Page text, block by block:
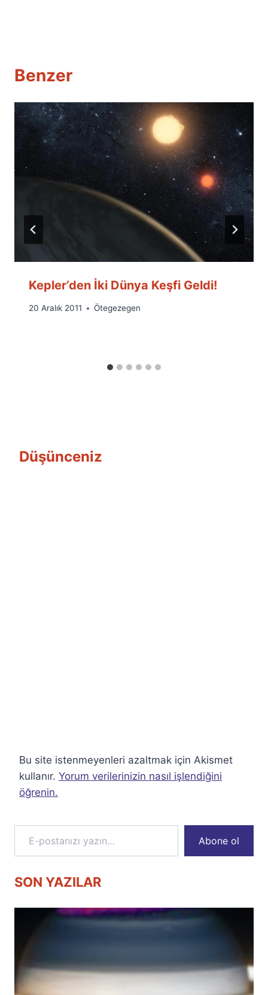
Benzer
Kepler’den İki Dünya Keşfi Geldi!
By
20 Aralık 2011 Ötegezegen
Düşünceniz
Bu site istenmeyenleri azaltmak için Akismet
kullanır. Yorum verilerinizin nasıl işlendiğini
öğrenin.
E-postanızı yazın…
Abone ol
SON YAZILAR